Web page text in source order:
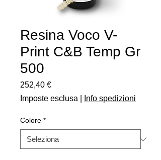
Resina Voco V-
Print C&B Temp Gr
500
252,40 €Prezzo
Imposte esclusa
Info spedizioni
Colore *